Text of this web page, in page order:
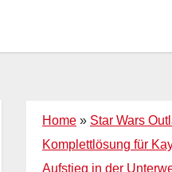
Home » Star Wars
Komplettlösung für
Aufstieg in der